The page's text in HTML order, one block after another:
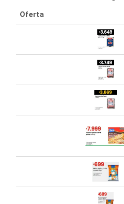
Oferta